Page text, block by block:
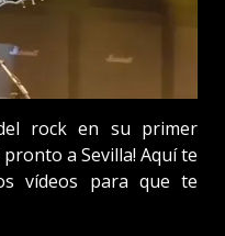
rock en su primer
a Sevilla! Aquí te
vídeos para que te